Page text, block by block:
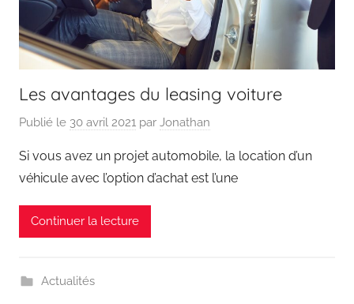
Les avantages du leasing voiture
Publié le 30 avril 2021 par Jonathan
Si vous avez un projet automobile, la location d’un
véhicule avec l’option d’achat est l’une
Continuer la lecture
Actualités